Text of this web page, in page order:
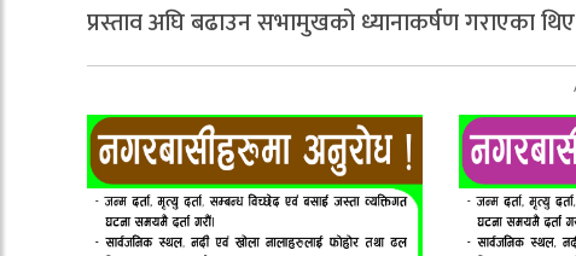
प्रस्ताव अघि बढाउन सभामुखको ध्यानाकर्षण गराएका थिए